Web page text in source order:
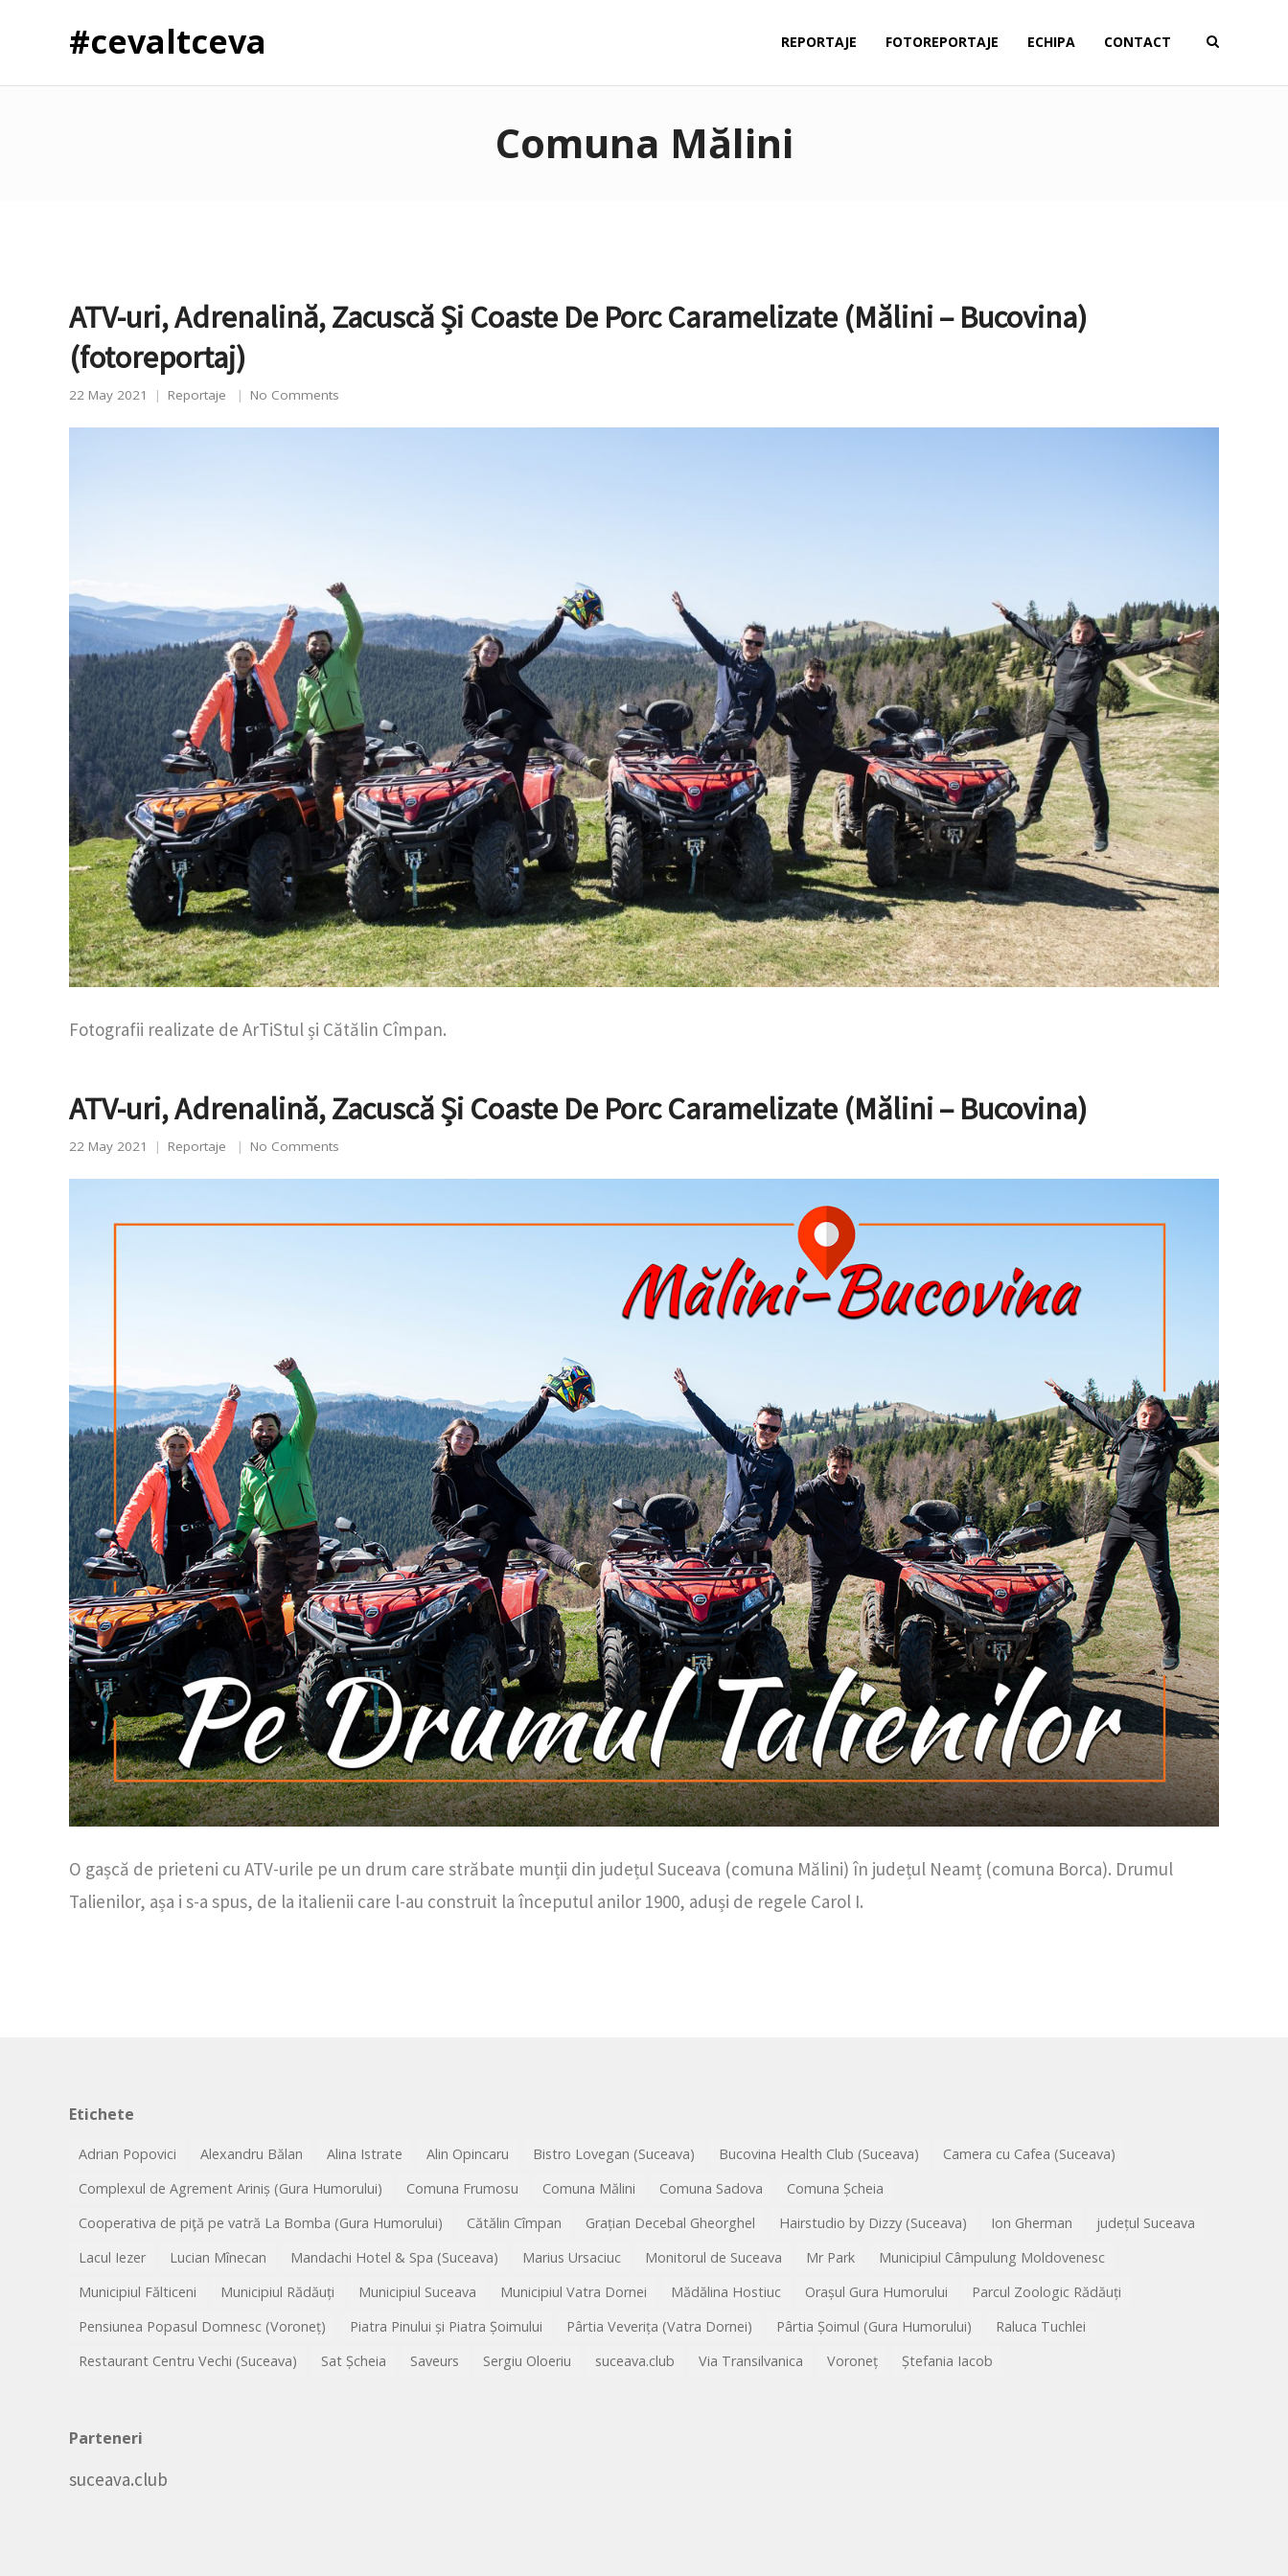
#cevaltceva REPORTAJE FOTOREPORTAJE ECHIPA CONTACT
Comuna Mălini
ATV-uri, Adrenalină, Zacuscă Și Coaste De Porc Caramelizate (Mălini – Bucovina)
(fotoreportaj)
22 May 2021 Reportaje No Comments
Fotografii realizate de ArTiStul și Cătălin Cîmpan.
ATV-uri, Adrenalină, Zacuscă Și Coaste De Porc Caramelizate (Mălini – Bucovina)
22 May 2021 Reportaje No Comments
O gașcă de prieteni cu ATV-urile pe un drum care străbate munții din județul Suceava (comuna Mălini) în județul Neamț (comuna Borca). Drumul
Talienilor, așa i s-a spus, de la italienii care l-au construit la începutul anilor 1900, aduși de regele Carol I.
Etichete
Adrian Popovici Alexandru Bălan Alina Istrate Alin Opincaru Bistro Lovegan (Suceava) Bucovina Health Club (Suceava)
Camera cu Cafea (Suceava)
Complexul de Agrement Ariniș (Gura Humorului)
Comuna Frumosu Comuna Mălini Comuna Sadova
Comuna Șcheia
Cooperativa de piţă pe vatră La Bomba (Gura Humorului)
Cătălin Cîmpan Grațian Decebal Gheorghel Hairstudio by Dizzy (Suceava) Ion Gherman
județul Suceava
Lacul Iezer
Lucian Mînecan Mandachi Hotel & Spa (Suceava) Marius Ursaciuc Monitorul de Suceava Mr Park
Municipiul Câmpulung Moldovenesc
Municipiul Fălticeni
Municipiul Rădăuți Municipiul Suceava Municipiul Vatra Dornei Mădălina Hostiuc Orașul Gura Humorului
Parcul Zoologic Rădăuți
Pensiunea Popasul Domnesc (Voroneț)
Piatra Pinului și Piatra Șoimului Pârtia Veverița (Vatra Dornei) Pârtia Șoimul (Gura Humorului)
Raluca Tuchlei
Restaurant Centru Vechi (Suceava)
Sat Șcheia Saveurs Sergiu Oloeriu suceava.club Via Transilvanica Voroneț Ștefania Iacob
Parteneri
suceava.club